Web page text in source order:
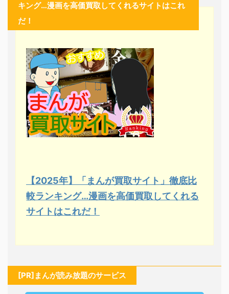
キング…漫画を高価買取してくれるサイトはこれ
だ！
【2025年】「まんが買取サイト」徹底比
較ランキング…漫画を高価買取してくれる
サイトはこれだ！
[PR]まんが読み放題のサービス